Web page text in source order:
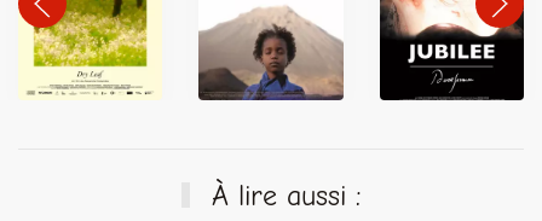
À lire aussi :